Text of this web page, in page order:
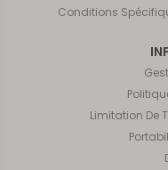
Conditions
Limitation De